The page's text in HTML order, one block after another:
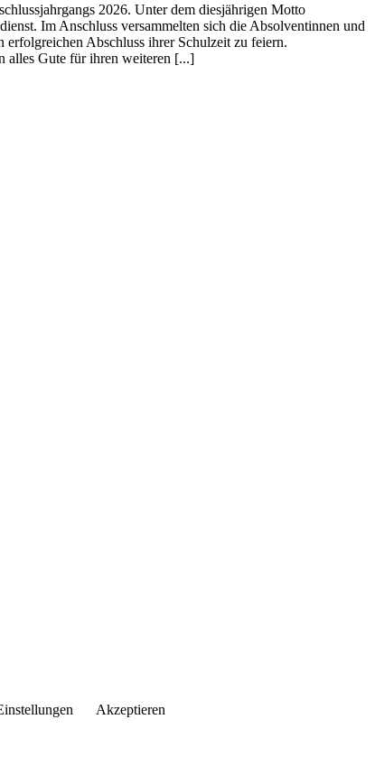
2026. Unter dem diesjährigen Motto
Im Anschluss versammelten sich die Absolventinnen und
Abschluss ihrer Schulzeit zu feiern.
alles Gute für ihren weiteren [...]
Akzeptieren